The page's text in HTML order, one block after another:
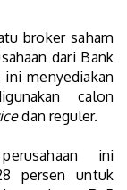
broker saham
dari Bank
ini menyediakan
calon
dan reguler.
ini
persen untuk